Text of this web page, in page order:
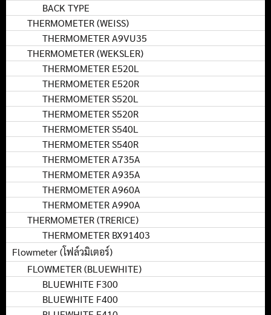
BACK TYPE
THERMOMETER (WEISS)
THERMOMETER A9VU35
THERMOMETER (WEKSLER)
THERMOMETER E520L
THERMOMETER E520R
THERMOMETER S520L
THERMOMETER S520R
THERMOMETER S540L
THERMOMETER S540R
THERMOMETER A735A
THERMOMETER A935A
THERMOMETER A960A
THERMOMETER A990A
THERMOMETER (TRERICE)
THERMOMETER BX91403
Flowmeter (โฟล์วมิเตอร์)
FLOWMETER (BLUEWHITE)
BLUEWHITE F300
BLUEWHITE F400